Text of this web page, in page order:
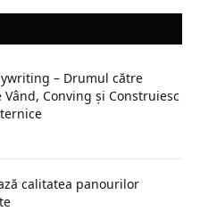
– Drumul către
Vând, Conving și Construiesc
calitatea panourilor